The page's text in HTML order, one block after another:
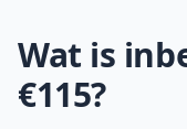
Wat is
€115?